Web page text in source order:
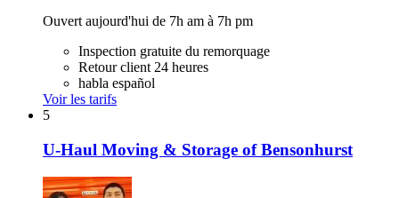
Ouvert aujourd'hui de 7h am à 7h pm
Inspection gratuite du remorquage
Retour client 24 heures
habla español
Voir les tarifs
5
U-Haul Moving & Storage of Bensonhurst